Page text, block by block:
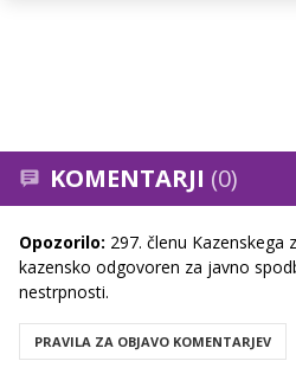
KOMENTARJI (0)
Opozorilo: 297. členu Kazenskega
kazensko odgovoren za javno
nestrpnosti.
PRAVILA ZA OBJAVO KOMENTARJEV